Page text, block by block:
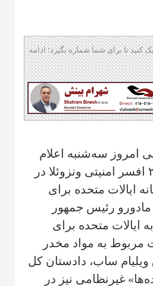
کنید تا برای شما شماره بگیرد؛ ادامه
امروز سه‌شنبه اعلام
کردند که حداقل ۲۴ افسر امنیتی ونزوئلا در
ایالات متحده برای
رئیس جمهور
به ایالات متحده برای
مربوط به مواد مخدر
ساب، دادستان کل
غیرنظامی نیز در